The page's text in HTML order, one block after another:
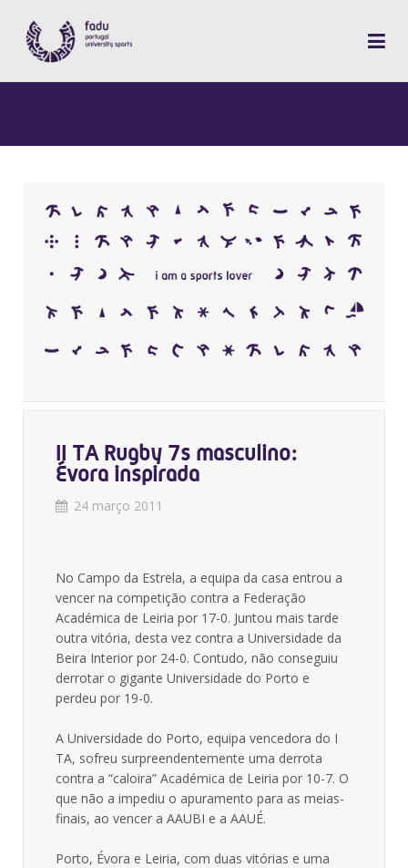
II TA Rugby 7s masculino:
Évora inspirada
24 março 2011
No Campo da Estrela, a equipa da casa entrou a
vencer na competição contra a Federação
Académica de Leiria por 17-0. Juntou mais tarde
outra vitória, desta vez contra a Universidade da
Beira Interior por 24-0. Contudo, não conseguiu
derrotar o gigante Universidade do Porto e
perdeu por 19-0.
A Universidade do Porto, equipa vencedora do I
TA, sofreu surpreendentemente uma derrota
contra a “caloira” Académica de Leiria por 10-7. O
que não a impediu o apuramento para as meias-
finais, ao vencer a AAUBI e a AAUÉ.
Porto, Évora e Leiria, com duas vitórias e uma